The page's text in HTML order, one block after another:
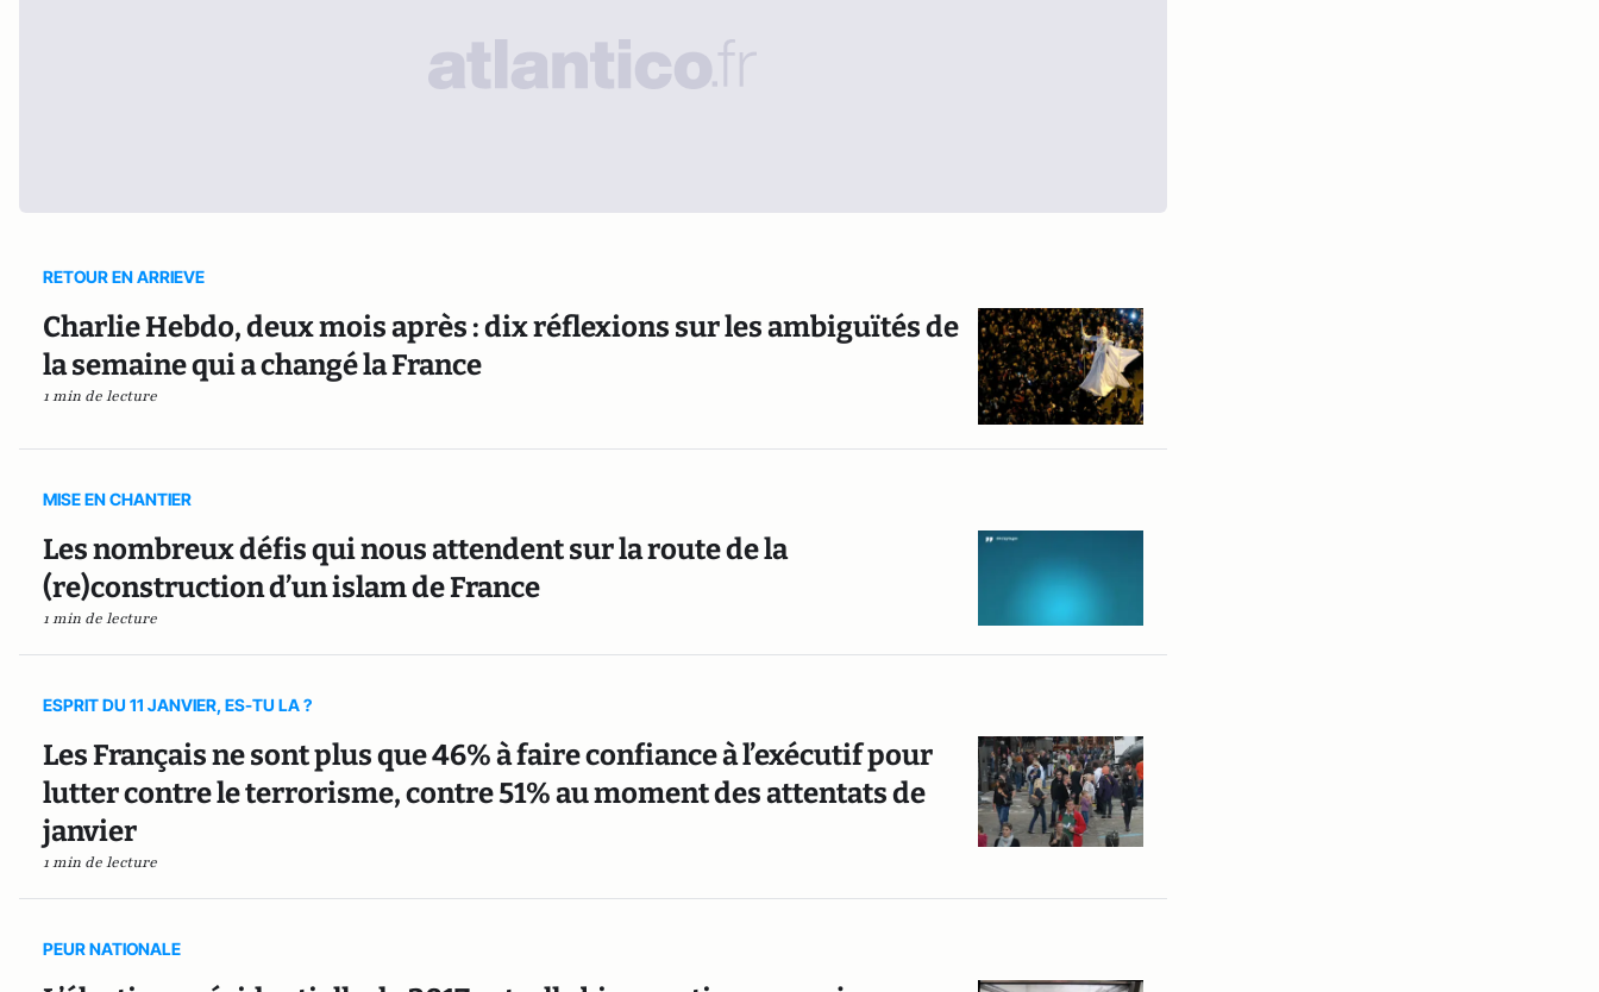
RETOUR EN ARRIEVE
Charlie Hebdo, deux mois après : dix réflexions sur les ambiguïtés de
la semaine qui a changé la France
1 min de lecture
MISE EN CHANTIER
Les nombreux défis qui nous attendent sur la route de la
(re)construction d’un islam de France
1 min de lecture
ESPRIT DU 11 JANVIER, ES-TU LA ?
Les Français ne sont plus que 46% à faire confiance à l’exécutif pour
lutter contre le terrorisme, contre 51% au moment des attentats de
janvier
1 min de lecture
PEUR NATIONALE